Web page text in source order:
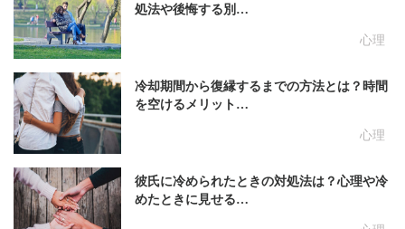
心理
処法や後悔する別…
心理
冷却期間から復縁するまでの方法とは？時間
を空けるメリット…
彼氏に冷められたときの対処法は？心理や冷
めたときに見せる…